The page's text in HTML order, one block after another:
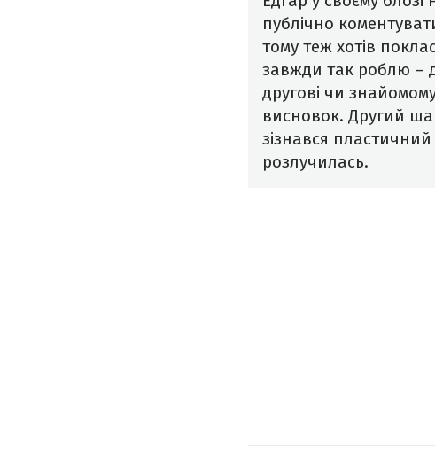
публічно
тому теж хотів
завжди так роблю –
другові чи
висновок. Другий
зізнався
розлучилась.